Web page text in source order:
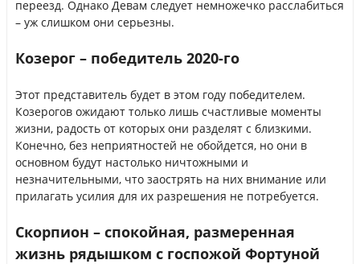
переезд. Однако Девам следует немножечко расслабиться
– уж слишком они серьезны.
Козерог – победитель 2020-го
Этот представитель будет в этом году победителем.
Козерогов ожидают только лишь счастливые моменты
жизни, радость от которых они разделят с близкими.
Конечно, без неприятностей не обойдется, но они в
основном будут настолько ничтожными и
незначительными, что заострять на них внимание или
прилагать усилия для их разрешения не потребуется.
Скорпион – спокойная, размеренная
жизнь рядышком с госпожой Фортуной